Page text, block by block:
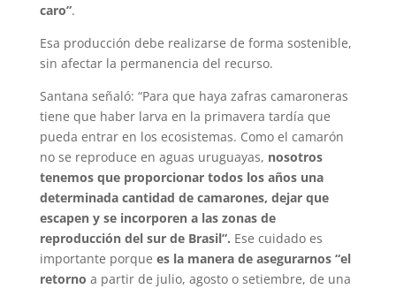
caro”.
Esa producción debe realizarse de forma sostenible,
sin afectar la permanencia del recurso.
Santana señaló: “Para que haya zafras camaroneras
tiene que haber larva en la primavera tardía que
pueda entrar en los ecosistemas. Como el camarón
no se reproduce en aguas uruguayas, nosotros
tenemos que proporcionar todos los años una
determinada cantidad de camarones, dejar que
escapen y se incorporen a las zonas de
reproducción del sur de Brasil”. Ese cuidado es
importante porque es la manera de asegurarnos “el
retorno a partir de julio, agosto o setiembre, de una